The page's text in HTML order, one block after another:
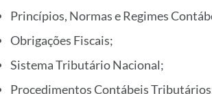
Princípios, Normas e Regimes
Obrigações Fiscais;
Sistema Tributário Nacional;
Procedimentos Contábeis